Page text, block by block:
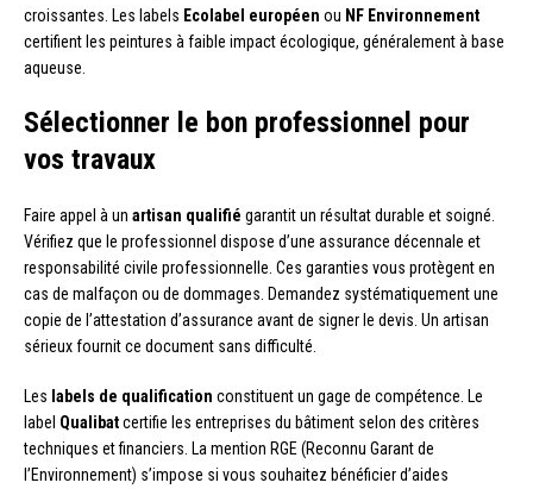
croissantes. Les labels Ecolabel européen ou NF Environnement
certifient les peintures à faible impact écologique, généralement à base
aqueuse.
Sélectionner le bon professionnel pour
vos travaux
Faire appel à un artisan qualifié garantit un résultat durable et soigné.
Vérifiez que le professionnel dispose d’une assurance décennale et
responsabilité civile professionnelle. Ces garanties vous protègent en
cas de malfaçon ou de dommages. Demandez systématiquement une
copie de l’attestation d’assurance avant de signer le devis. Un artisan
sérieux fournit ce document sans difficulté.
Les labels de qualification constituent un gage de compétence. Le
label Qualibatcertifie les entreprises du bâtiment selon des critères
techniques et financiers. La mention RGE (Reconnu Garant de
l’Environnement) s’impose si vous souhaitez bénéficier d’aides